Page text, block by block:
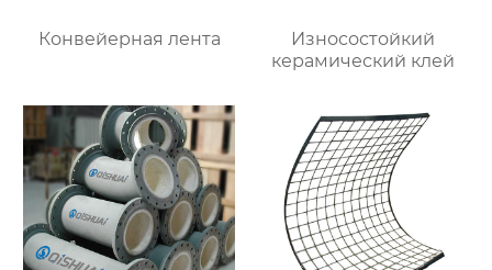
Конвейерная лента
Износостойкий
керамический клей